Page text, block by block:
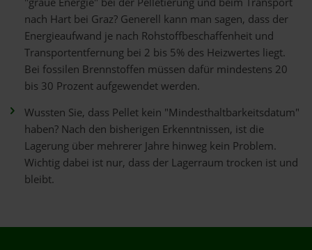
nach Hart bei Graz? Generell kann man sagen, dass der
Energieaufwand je nach Rohstoffbeschaffenheit und
Transportentfernung bei 2 bis 5% des Heizwertes liegt.
Bei fossilen Brennstoffen müssen dafür mindestens 20
bis 30 Prozent aufgewendet werden.
Wussten Sie, dass Pellet kein "Mindesthaltbarkeitsdatum"
haben? Nach den bisherigen Erkenntnissen, ist die
Lagerung über mehrerer Jahre hinweg kein Problem.
Wichtig dabei ist nur, dass der Lagerraum trocken ist und
bleibt.